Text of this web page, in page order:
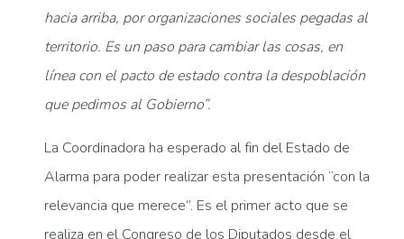
hacia arriba, por organizaciones sociales pegadas al
territorio. Es un paso para cambiar las cosas, en
línea con el pacto de estado contra la despoblación
que pedimos al Gobierno”.
La Coordinadora ha esperado al fin del Estado de
Alarma para poder realizar esta presentación “con la
relevancia que merece”. Es el primer acto que se
realiza en el Congreso de los Diputados desde el